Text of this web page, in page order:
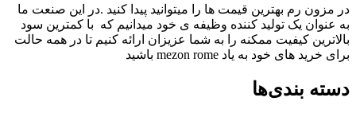
در مزون رم بهترین قیمت ها را میتوانید پیدا کنید .در این صنعت ما
به عنوان یک تولید کننده وظیفه ی خود میدانیم که با کمترین سود
بالاترین کیفیت ممکنه را به شما عزیزان ارائه کنیم تا در همه حالت
برای خرید های خود به یاد mezon rome باشید
دسته بندی‌ها